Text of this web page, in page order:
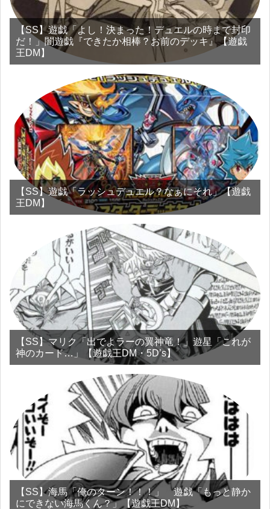
【SS】遊戯「よし！決まった！デュエルの時まで封印
だ！」闇遊戯『できたか相棒？お前のデッキ』【遊戯
王DM】
【SS】遊戯「ラッシュデュエル？なぁにそれ」【遊戯
王DM】
【SS】マリク「出でよラーの翼神竜！」遊星「これが
神のカード…」【遊戯王DM・5D’s】
【SS】海馬「俺のターン！！！」 遊戯「もっと静か
にできない海馬くん？」【遊戯王DM】